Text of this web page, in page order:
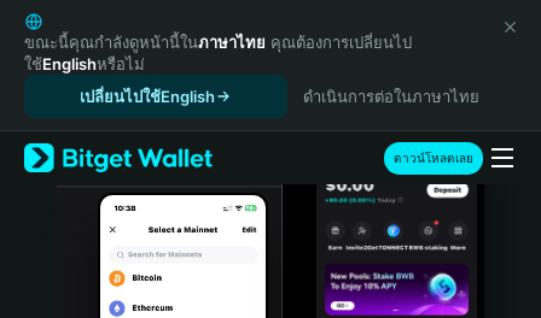
English
日本語
Tiếng Việt
Español (Latinoamérica)
Türkçe
Italiano
ขณะนี้คุณกำลังดูหน้านี้ในภาษาไทย คุณต้องการเปลี่ยนไป
ใช้Englishหรือไม่
เปลี่ยนไปใช้English
ดำเนินการต่อในภาษาไทย
ดาวน์โหลดเลย